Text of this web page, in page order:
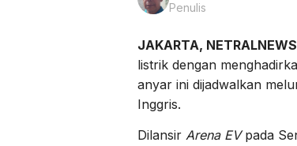
Penulis
JAKARTA,
listrik dengan
anyar ini dijadwalkan
Inggris.
Dilansir Arena EVpada